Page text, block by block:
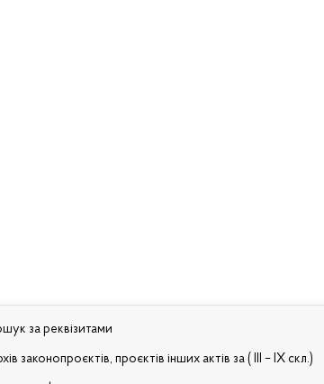
за реквізитами
законопроєктів, проєктів інших актів за ( III – IX скл.)